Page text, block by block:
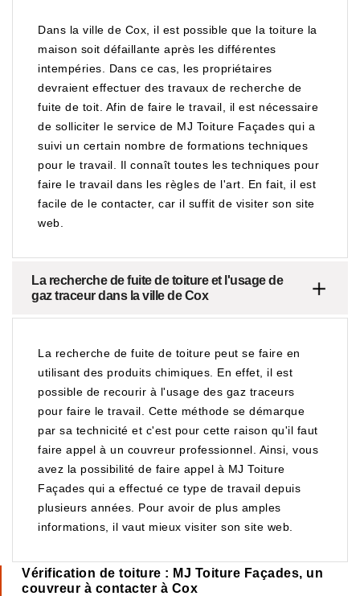
Dans la ville de Cox, il est possible que la toiture la
maison soit défaillante après les différentes
intempéries. Dans ce cas, les propriétaires
devraient effectuer des travaux de recherche de
fuite de toit. Afin de faire le travail, il est nécessaire
de solliciter le service de MJ Toiture Façades qui a
suivi un certain nombre de formations techniques
pour le travail. Il connaît toutes les techniques pour
faire le travail dans les règles de l'art. En fait, il est
facile de le contacter, car il suffit de visiter son site
web.
La recherche de fuite de toiture et l'usage de
gaz traceur dans la ville de Cox
La recherche de fuite de toiture peut se faire en
utilisant des produits chimiques. En effet, il est
possible de recourir à l'usage des gaz traceurs
pour faire le travail. Cette méthode se démarque
par sa technicité et c'est pour cette raison qu'il faut
faire appel à un couvreur professionnel. Ainsi, vous
avez la possibilité de faire appel à MJ Toiture
Façades qui a effectué ce type de travail depuis
plusieurs années. Pour avoir de plus amples
informations, il vaut mieux visiter son site web.
Vérification de toiture : MJ Toiture Façades, un
couvreur à contacter à Cox